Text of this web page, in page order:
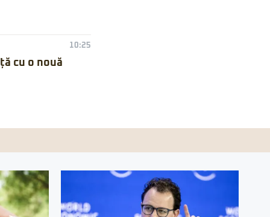
10:25
cu o nouă